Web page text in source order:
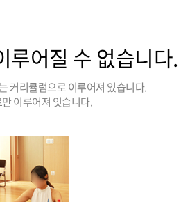
루어질 수 없습니다.
커리큘럼으로 이루어져 있습니다.
이루어져 잇습니다.